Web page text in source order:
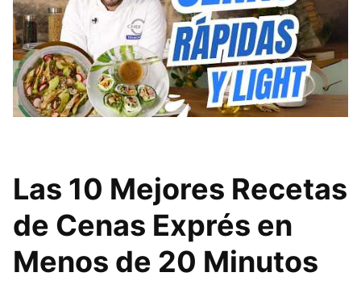
Las 10 Mejores Recetas
de Cenas Exprés en
Menos de 20 Minutos